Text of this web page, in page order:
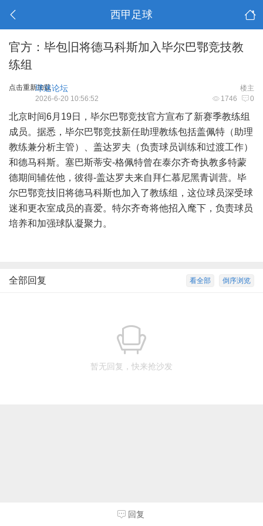
西甲足球
官方：毕包旧将德马科斯加入毕尔巴鄂竞技教
练组
点击重新加载 楼主
球迷论坛
1746 0
2026-6-20 10:56:52
北京时间6月19日，毕尔巴鄂竞技官方宣布了新赛季教练组
成员。据悉，毕尔巴鄂竞技新任助理教练包括盖佩特（助理
教练兼分析主管）、盖达罗夫（负责球员训练和过渡工作）
和德马科斯。塞巴斯蒂安-格佩特曾在泰尔齐奇执教多特蒙
德期间辅佐他，彼得-盖达罗夫来自拜仁慕尼黑青训营。毕
尔巴鄂竞技旧将德马科斯也加入了教练组，这位球员深受球
迷和更衣室成员的喜爱。特尔齐奇将他招入麾下，负责球员
培养和加强球队凝聚力。
倒序浏览
看全部
全部回复
暂无回复，快来抢沙发
回复